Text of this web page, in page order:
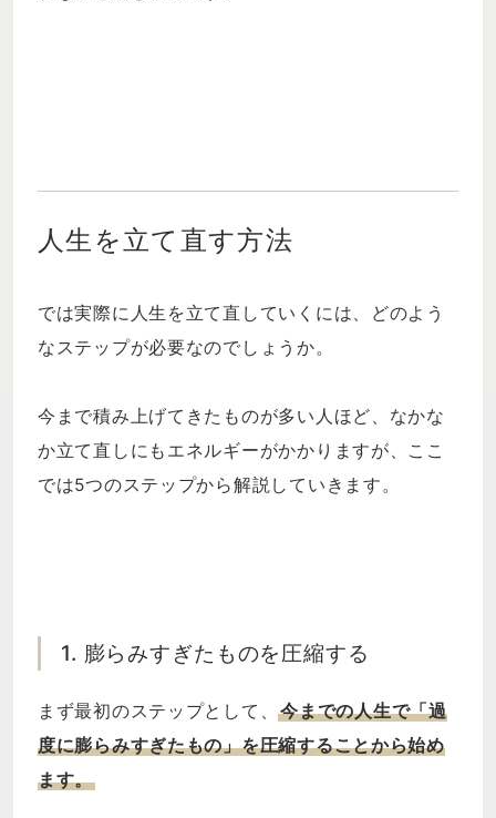
人生を立て直す方法
では実際に人生を立て直していくには、どのよう
なステップが必要なのでしょうか。
今まで積み上げてきたものが多い人ほど、なかな
か立て直しにもエネルギーがかかりますが、ここ
では5つのステップから解説していきます。
1. 膨らみすぎたものを圧縮する
まず最初のステップとして、今までの人生で「過
度に膨らみすぎたもの」を圧縮することから始め
ます。